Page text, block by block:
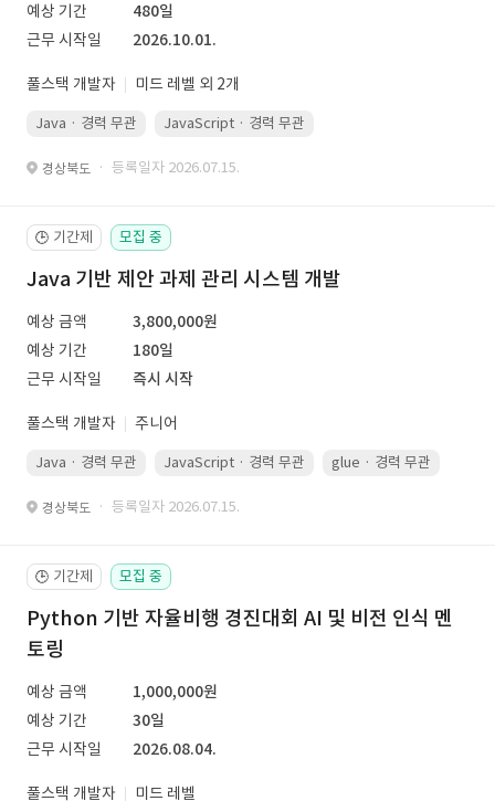
예상 기간
480일
근무 시작일
2026.10.01.
풀스택 개발자 미드 레벨 외 2개
Java · 경력 무관 JavaScript · 경력 무관
경상북도 · 등록일자 2026.07.15.
🕒 기간제 모집 중
Java 기반 제안 과제 관리 시스템 개발
예상 금액
3,800,000원
예상 기간
180일
근무 시작일
즉시 시작
풀스택 개발자 주니어
Java · 경력 무관 JavaScript · 경력 무관 glue · 경력 무관
경상북도 · 등록일자 2026.07.15.
🕒 기간제 모집 중
Python 기반 자율비행 경진대회 AI 및 비전 인식 멘
토링
예상 금액
1,000,000원
예상 기간
30일
근무 시작일
2026.08.04.
풀스택 개발자 미드 레벨